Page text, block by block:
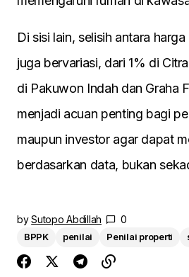
Di sisi lain, selisih antara
juga bervariasi, dari 1% di
di Pakuwon Indah dan Graha
menjadi acuan penting bagi
maupun investor agar dapat
berdasarkan data, bukan
by Sutopo Abdillah 0
BPPK penilai Penilai properti